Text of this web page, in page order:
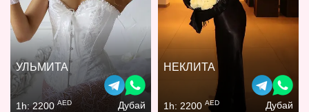
УЛЬМИТА
1h: 2200AED Дубай
НЕКЛИТА
1h: 2200 AED Дубай